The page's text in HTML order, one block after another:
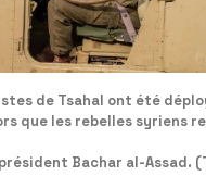
de Tsahal ont été
que les rebelles syriens
Bachar al-Assad.